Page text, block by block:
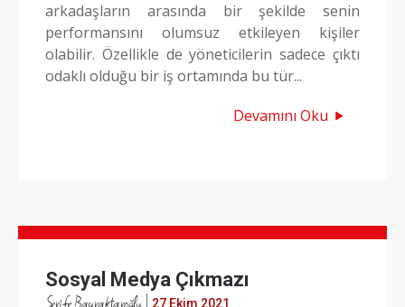
arkadaşların arasında bir şekilde senin
performansını olumsuz etkileyen kişiler
olabilir. Özellikle de yöneticilerin sadece çıktı
odaklı olduğu bir iş ortamında bu tür...
Devamını Oku
Sosyal Medya Çıkmazı
27 Ekim 2021